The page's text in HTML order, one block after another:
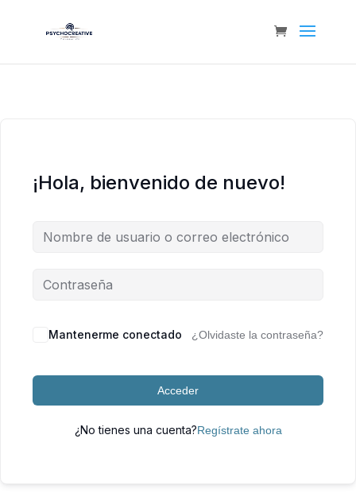
¡Hola, bienvenido de nuevo!
Mantenerme conectado ¿Olvidaste la contraseña?
Acceder
¿No tienes una cuenta?Regístrate ahora